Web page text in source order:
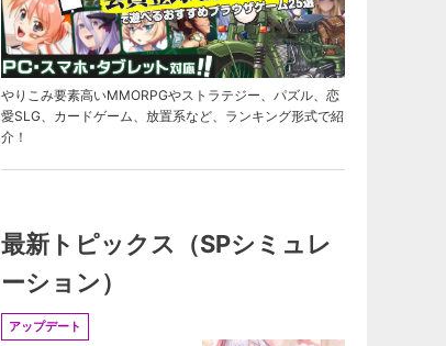
やりこみ要素高いMMORPGやストラテジー、パズル、恋
愛SLG、カードゲーム、放置系など、ランキング形式で紹
介！
最新トピックス（SPシミュレ
ーション）
アップデート